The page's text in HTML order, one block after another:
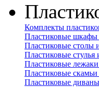
Комплекты
Пластиковые
Пластиковые столы
Пластиковые стулья
Пластиковые
Пластиковые
Пластиковые диваны